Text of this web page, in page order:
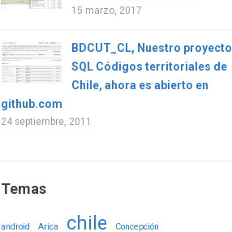
15 marzo, 2017
BDCUT_CL, Nuestro proyecto
SQL Códigos territoriales de
Chile, ahora es abierto en
github.com
24 septiembre, 2011
Temas
android Arica chile Concepción